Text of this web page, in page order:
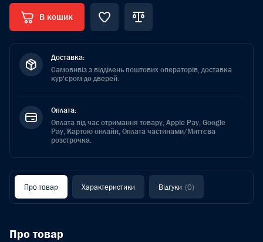
В кошик
Доставка:
Самовивіз з відділень поштових операторів, доставка
кур'єром до дверей.
Оплата:
Оплата під час отримання товару, Apple Pay, Google
Pay, Картою онлайн, Оплата частинами/Миттєва
розстрочка.
Про товар Характеристики Відгуки (0)
Про товар